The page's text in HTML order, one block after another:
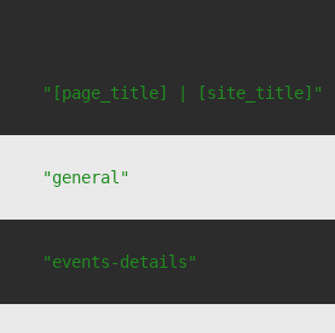
"[page_title] | [site_title]"
"general"
"events-details"